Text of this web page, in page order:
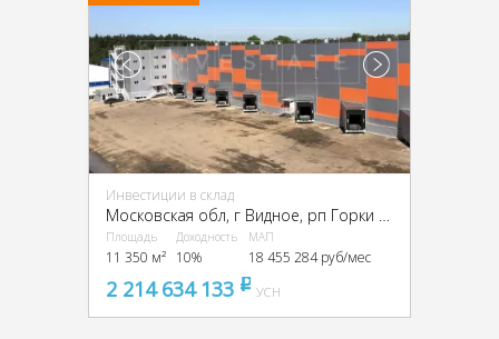
Инвестиции в склад
Московская обл, г Видное, рп Горки Ленинские, Промзона Технопарк улица Восточная, Московская обл., промзона Технопарк, Восточная ул.
Площадь
11 350 м²
Доходность
10%
МАП
18 455 284 руб/мес
2 214 634 133 pуб
УСН